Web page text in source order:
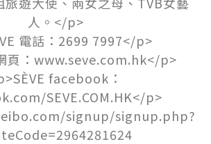
人。</p>
電話：2699 7997</p>
頁：www.seve.com.hk</p>
facebook：
SEVE.COM.HK</p>
signup/signup.php?